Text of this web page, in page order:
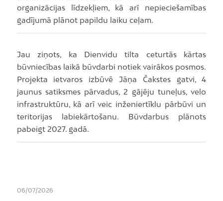
organizācijas līdzekļiem, kā arī nepieciešamības
gadījumā plānot papildu laiku ceļam.
Jau ziņots, ka Dienvidu tilta ceturtās kārtas
būvniecības laikā būvdarbi notiek vairākos posmos.
Projekta ietvaros izbūvē Jāņa Čakstes gatvi, 4
jaunus satiksmes pārvadus, 2 gājēju tuneļus, velo
infrastruktūru, kā arī veic inženiertīklu pārbūvi un
teritorijas labiekārtošanu. Būvdarbus plānots
pabeigt 2027. gadā.
06/07/2026